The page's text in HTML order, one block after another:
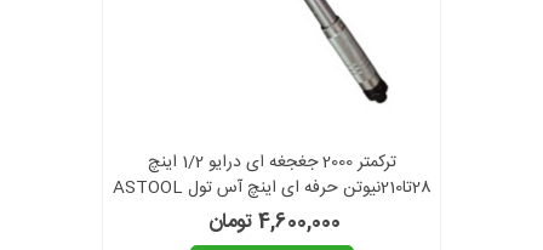
ترکمتر 2000 جغجغه ای درایو 1/2 اینچ
28تا210نیوتن حرفه ای اینچ آس تول ASTOOL
مدل AS2102 سری BA
4,600,000 تومان